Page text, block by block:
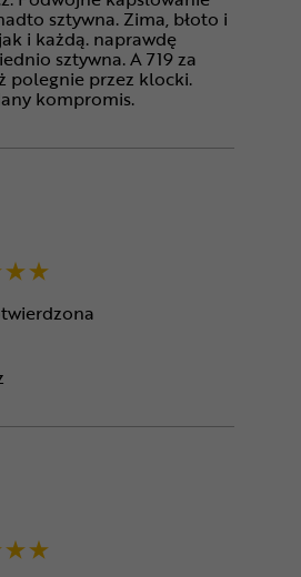
sztywna. Zima, błoto i
i każdą. naprawdę
sztywna. A 719 za
polegnie przez klocki.
kompromis.